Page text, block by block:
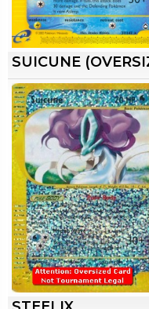
SUICUNE